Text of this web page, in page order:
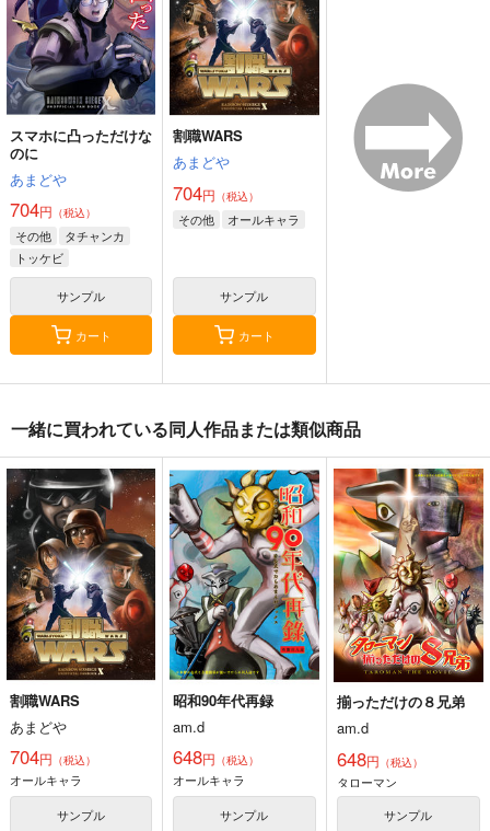
その他
桜羽エマ×紫藤アリサ、蓮見レイア×二階堂ヒロ
サンプル
その他
アルフォート・ウェスカー
ミンドリー
サンプル サンプル
カート
「となりにいればいい
しばのうえ
専売 2,200円（税込）
その他 カルム×セレナ
サンプル
カート
人生あの日まで君と競
走
8,561円（税込）
その他
キバナ
ダンデ
マサル
サンプル
カート
スマホに凸っただけな
のに
あまどや
704円（税込）
その他
タチャンカ
トッケビ
サンプル
カート
スマホに凸っただけな
のに
あまどや
704円 （税込）
その他
タチャンカ
トッケビ
サンプル
カート
割職WARS
あまどや
704円 （税込）
その他 オールキャラ
サンプル
カート
一緒に買われている同人作品または類似商品
割職WARS
あまどや
704円 （税込）
オールキャラ
サンプル
昭和90年代再録
am.d
648円 （税込）
オールキャラ
サンプル
揃っただけの８兄弟
am.d
648円 （税込）
タローマン
サンプル